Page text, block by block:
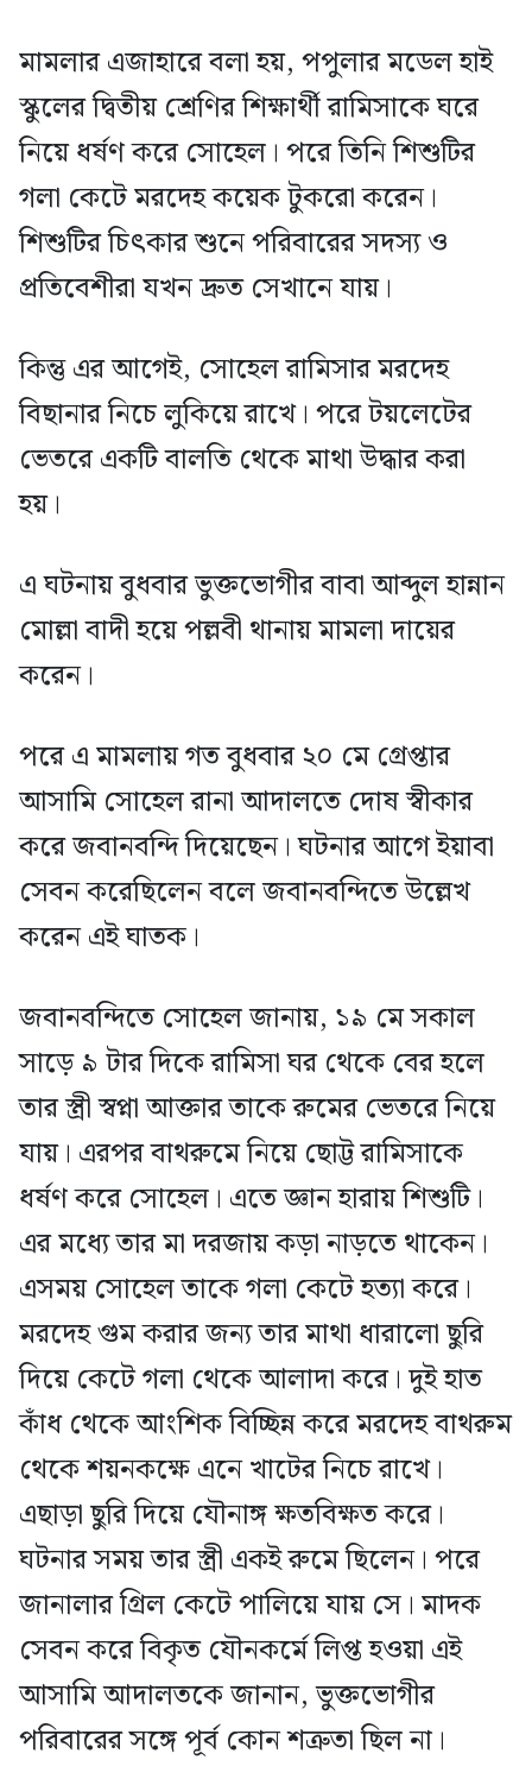
মামলার এজাহারে বলা হয়, পপুলার মডেল হাই
স্কুলের দ্বিতীয় শ্রেণির শিক্ষার্থী রামিসাকে ঘরে
নিয়ে ধর্ষণ করে সোহেল। পরে তিনি শিশুটির
গলা কেটে মরদেহ কয়েক টুকরো করেন।
শিশুটির চিৎকার শুনে পরিবারের সদস্য ও
প্রতিবেশীরা যখন দ্রুত সেখানে যায়।
কিন্তু এর আগেই, সোহেল রামিসার মরদেহ
বিছানার নিচে লুকিয়ে রাখে। পরে টয়লেটের
ভেতরে একটি বালতি থেকে মাথা উদ্ধার করা
হয়।
এ ঘটনায় বুধবার ভুক্তভোগীর বাবা আব্দুল হান্নান
মোল্লা বাদী হয়ে পল্লবী থানায় মামলা দায়ের
করেন।
পরে এ মামলায় গত বুধবার ২০ মে গ্রেপ্তার
আসামি সোহেল রানা আদালতে দোষ স্বীকার
করে জবানবন্দি দিয়েছেন। ঘটনার আগে ইয়াবা
সেবন করেছিলেন বলে জবানবন্দিতে উল্লেখ
করেন এই ঘাতক।
জবানবন্দিতে সোহেল জানায়, ১৯ মে সকাল
সাড়ে ৯ টার দিকে রামিসা ঘর থেকে বের হলে
তার স্ত্রী স্বপ্না আক্তার তাকে রুমের ভেতরে নিয়ে
যায়। এরপর বাথরুমে নিয়ে ছোট্ট রামিসাকে
ধর্ষণ করে সোহেল। এতে জ্ঞান হারায় শিশুটি।
এর মধ্যে তার মা দরজায় কড়া নাড়তে থাকেন।
এসময় সোহেল তাকে গলা কেটে হত্যা করে।
মরদেহ গুম করার জন্য তার মাথা ধারালো ছুরি
দিয়ে কেটে গলা থেকে আলাদা করে। দুই হাত
কাঁধ থেকে আংশিক বিচ্ছিন্ন করে মরদেহ বাথরুম
থেকে শয়নকক্ষে এনে খাটের নিচে রাখে।
এছাড়া ছুরি দিয়ে যৌনাঙ্গ ক্ষতবিক্ষত করে।
ঘটনার সময় তার স্ত্রী একই রুমে ছিলেন। পরে
জানালার গ্রিল কেটে পালিয়ে যায় সে। মাদক
সেবন করে বিকৃত যৌনকর্মে লিপ্ত হওয়া এই
আসামি আদালতকে জানান, ভুক্তভোগীর
পরিবারের সঙ্গে পূর্ব কোন শত্রুতা ছিল না।